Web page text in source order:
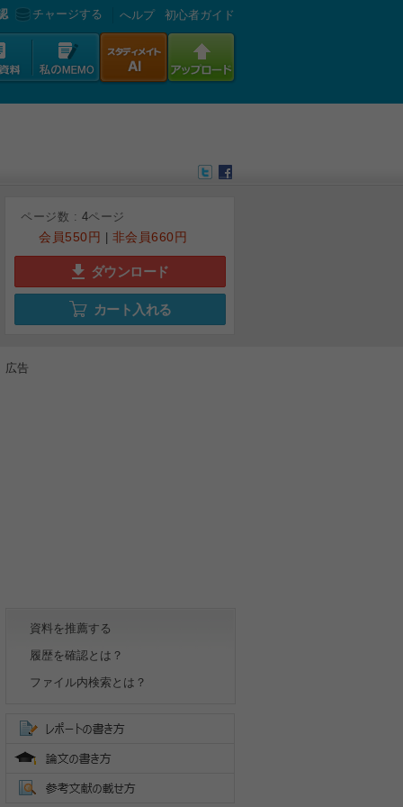
チャージする へルプ 初心者ガイド
ページ数 : 4ページ
会員550円 非会員660円
ダウンロード
カート入れる
広告
資料を推薦する
履歴を確認とは？
ファイル内検索とは？